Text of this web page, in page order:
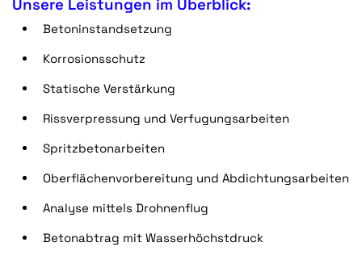
Unsere Leistungen im Überblick:
Betoninstandsetzung
Korrosionsschutz
Statische Verstärkung
Rissverpressung und Verfugungsarbeiten
Spritzbetonarbeiten
Oberflächenvorbereitung und Abdichtungsarbeiten
Analyse mittels Drohnenflug
Betonabtrag mit Wasserhöchstdruck